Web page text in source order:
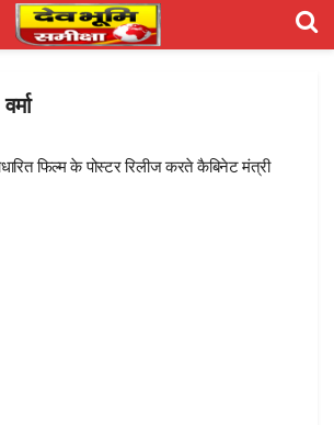
फिल्म के पोस्टर रिलीज करते कैबिनेट मंत्री